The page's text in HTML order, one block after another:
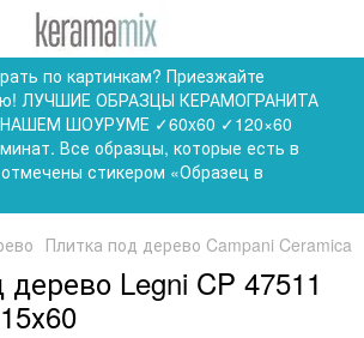
по картинкам? Приезжайте
ЛУЧШИЕ ОБРАЗЦЫ КЕРАМОГРАНИТА
ШОУРУМЕ ✓60x60 ✓120×60
Все образцы, которые есть в
стикером «Образец в
Плитка под дерево Campani Ceramica
Legni CP 47511